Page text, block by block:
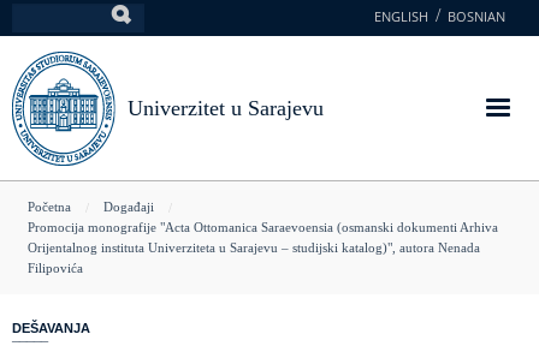
na
glavni
sadržaj
ENGLISH BOSNIAN
Univerzitet u Sarajevu
You
are
here
Početna
Događaji
Promocija monografije "Acta Ottomanica Saraevoensia (osmanski dokumenti Arhiva
Orijentalnog instituta Univerziteta u Sarajevu – studijski katalog)", autora Nenada
Filipovića
DEŠAVANJA